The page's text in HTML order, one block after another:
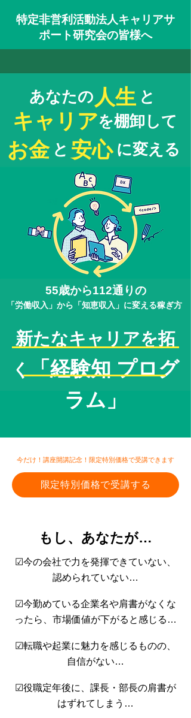
特定非営利活動法人キャリアサ
ポート研究会の皆様へ
あなたの 人生 と
キャリアを棚卸して
お金 と 安心 に変える
55歳から112通りの
「労働収入」から「知恵収入」に変える稼ぎ方
新たなキャリアを拓
く「経験知 プログ
ラム」
今だけ！講座開講記念！限定特別価格で受講できます
限定特別価格で受講する
もし、あなたが…
☑今の会社で力を発揮できていない、
認められていない…
☑今勤めている企業名や肩書がなくな
ったら、市場価値が下がると感じる…
☑転職や起業に魅力を感じるものの、
自信がない…
☑役職定年後に、課長・部長の肩書が
はずれてしまう…